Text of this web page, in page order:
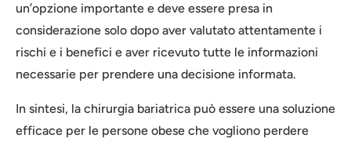
un’opzione importante e deve essere presa in
considerazione solo dopo aver valutato attentamente i
rischi e i benefici e aver ricevuto tutte le informazioni
necessarie per prendere una decisione informata.
In sintesi, la chirurgia bariatrica può essere una soluzione
efficace per le persone obese che vogliono perdere